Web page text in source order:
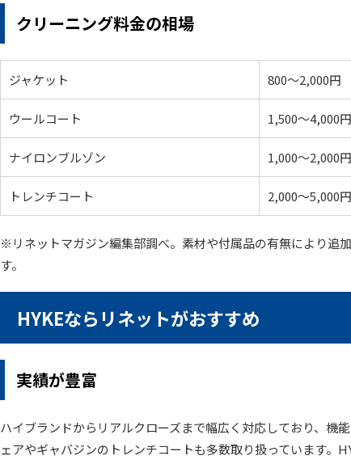
クリーニング料金の相場
ジャケット 800〜2,000円
ウールコート 1,500〜4,000円
ナイロンブルゾン 1,000〜2,000円
トレンチコート 2,000〜5,000円
※リネットマガジン編集部調べ。素材や付属品の有無により追
す。
HYKEならリネットがおすすめ
実績が豊富
ハイブランドからリアルクローズまで幅広く対応しており、機
ェアやギャバジンのトレンチコートも多数取り扱っています。